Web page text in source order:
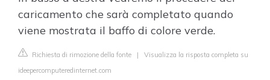
caricamento che sarà completato quando
viene mostrata il baffo di colore verde.
Richiesta di rimozione della fonte | Visualizza la risposta completa su
ideepercomputeredinternet.com